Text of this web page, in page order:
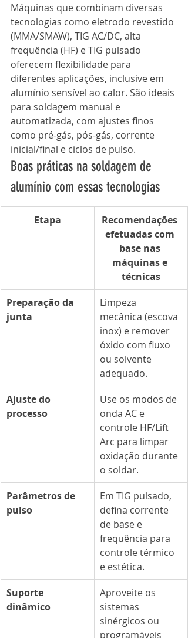
Máquinas que combinam diversas
tecnologias como eletrodo revestido
(MMA/SMAW), TIG AC/DC, alta
frequência (HF) e TIG pulsado
oferecem flexibilidade para
diferentes aplicações, inclusive em
alumínio sensível ao calor. São ideais
para soldagem manual e
automatizada, com ajustes finos
como pré-gás, pós-gás, corrente
inicial/final e ciclos de pulso.
Boas práticas na soldagem de
alumínio com essas tecnologias
Etapa
Recomendações
efetuadas com
base nas
máquinas e
técnicas
Preparação da
junta
Limpeza
mecânica (escova
inox) e remover
óxido com fluxo
ou solvente
adequado.
Ajuste do
processo
Use os modos de
onda AC e
controle HF/Lift
Arc para limpar
oxidação durante
o soldar.
Parâmetros de
pulso
Em TIG pulsado,
defina corrente
de base e
frequência para
controle térmico
e estética.
Suporte
dinâmico
Aproveite os
sistemas
sinérgicos ou
programáveis